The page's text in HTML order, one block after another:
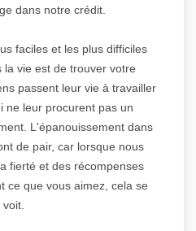
dans notre crédit.
faciles et les plus difficiles
la vie est de trouver votre
passent leur vie à travailler
ne leur procurent pas un
L'épanouissement dans
de pair, car lorsque nous
fierté et des récompenses
ce que vous aimez, cela se
voit.